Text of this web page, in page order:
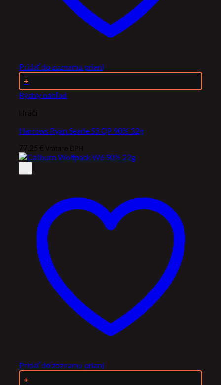
Pridať do zoznamu prianí
+
Rýchly náhľad
Hráči
Harrows Ryan Searle S3 QP 90% 32g
77,25 € Vrátane DPH
Pridať do zoznamu prianí
+